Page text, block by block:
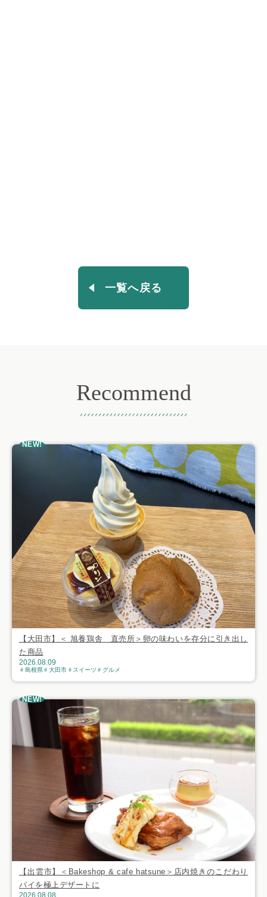
一覧へ戻る
Recommend
NEW!
【大田市】＜ 旭養鶏舎 直売所＞卵の味わいを存分に引き出し
た商品
2026.08.09
島根県 大田市 スイーツ グルメ
NEW!
【出雲市】＜Bakeshop & cafe hatsune＞店内焼きのこだわり
パイを極上デザートに